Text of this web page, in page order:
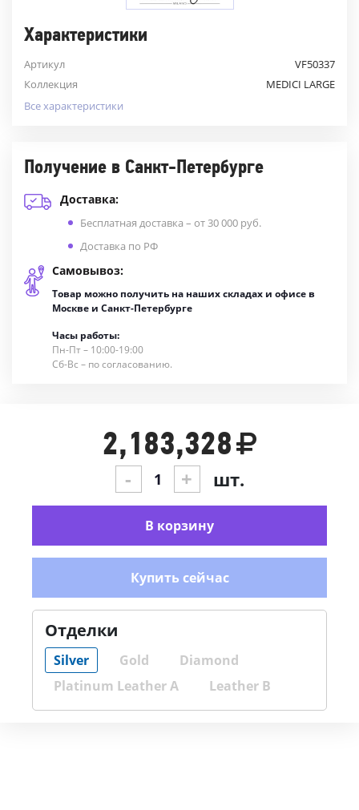
Характеристики
Артикул
VF50337
Коллекция
MEDICI LARGE
Все характеристики
Получение в Санкт-Петербурге
Доставка:
Бесплатная доставка – от 30 000 руб.
Доставка по РФ
Самовывоз:
Товар можно получить на наших складах и офисе в
Москве и Санкт-Петербурге
Часы работы:
Пн-Пт – 10:00-19:00
Сб-Вс – по согласованию.
Отделки
Silver Gold
Diamond
Platinum Leather A
Leather B
2,183,328
- + шт.
В корзину
Купить сейчас